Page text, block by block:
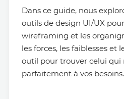
Dans ce guide, nous
outils de design UI/UX
wireframing et les
les forces, les faiblesses et
outil pour trouver celui qui
parfaitement à vos besoins.